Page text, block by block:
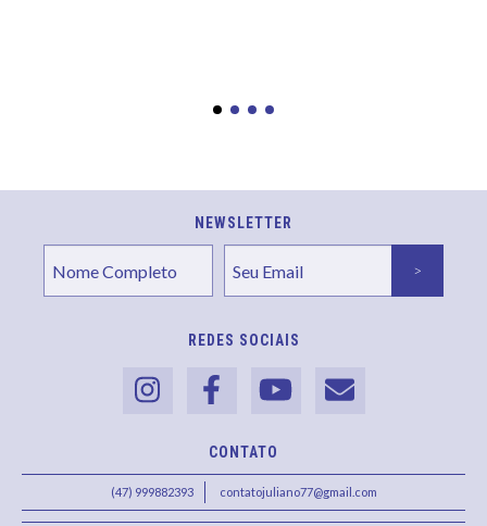
NEWSLETTER
REDES SOCIAIS
CONTATO
(47) 999882393 contatojuliano77@gmail.com